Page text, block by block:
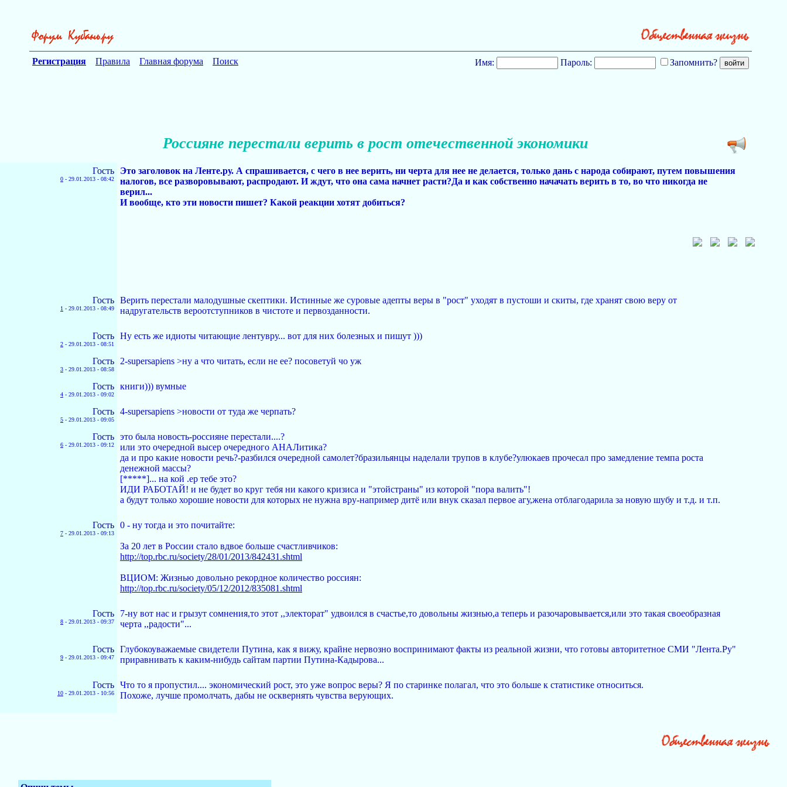
Регистрация Правила Главная форума Поиск Имя: Пароль: Запомнить?
Россияне перестали верить в рост отечественной экономики
Гость
0 - 29.01.2013 - 08:42
Это заголовок на Ленте.ру. А спрашивается, с чего в нее верить, ни черта для нее не делается, только дань с народа собирают, путем повышения
налогов, все разворовывают, распродают. И ждут, что она сама начнет расти?Да и как собственно начачать верить в то, во что никогда не
верил...
И вообще, кто эти новости пишет? Какой реакции хотят добиться?
Гость
1 - 29.01.2013 - 08:49
Верить перестали малодушные скептики. Истинные же суровые адепты веры в "рост" уходят в пустоши и скиты, где хранят свою веру от
надругательств вероотступников в чистоте и первозданности.
Гость
2 - 29.01.2013 - 08:51
Ну есть же идиоты читающие лентувру... вот для них болезных и пишут )))
Гость
3 - 29.01.2013 - 08:58
2-supersapiens >ну а что читать, если не ее? посоветуй чо уж
Гость
4 - 29.01.2013 - 09:02
книги))) вумные
Гость
5 - 29.01.2013 - 09:05
4-supersapiens >новости от туда же черпать?
Гость
6 - 29.01.2013 - 09:12
это была новость-россияне перестали....?
или это очередной высер очередного АНАЛитика?
да и про какие новости речь?-разбился очередной самолет?бразильянцы наделали трупов в клубе?улюкаев прочесал про замедление темпа роста
денежной массы?
[*****]... на кой .ер тебе это?
ИДИ РАБОТАЙ! и не будет во круг тебя ни какого кризиса и "этойстраны" из которой "пора валить"!
а будут только хорошие новости для которых не нужна вру-например дитё или внук сказал первое агу,жена отблагодарила за новую шубу и т.д. и т.п.
Гость
7 - 29.01.2013 - 09:13
0 - ну тогда и это почитайте:
За 20 лет в России стало вдвое больше счастливчиков:
http://top.rbc.ru/society/28/01/2013/842431.shtml
ВЦИОМ: Жизнью довольно рекордное количество россиян:
http://top.rbc.ru/society/05/12/2012/835081.shtml
Гость
8 - 29.01.2013 - 09:37
7-ну вот нас и грызут сомнения,то этот ,,электорат" удвоился в счастье,то довольны жизнью,а теперь и разочаровывается,или это такая своеобразная
черта ,,радости"...
Гость
9 - 29.01.2013 - 09:47
Глубокоуважаемые свидетели Путина, как я вижу, крайне нервозно воспринимают факты из реальной жизни, что готовы авторитетное СМИ "Лента.Ру"
приравнивать к каким-нибудь сайтам партии Путина-Кадырова...
Гость
10 - 29.01.2013 - 10:56
Что то я пропустил.... экономический рост, это уже вопрос веры? Я по старинке полагал, что это больше к статистике относиться.
Похоже, лучше промолчать, дабы не осквернять чувства верующих.